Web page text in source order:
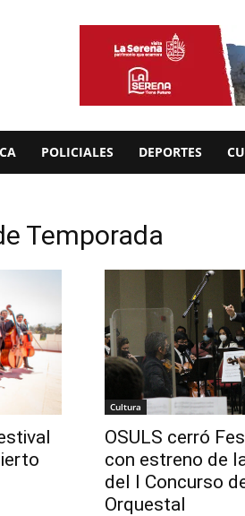
POLICIALES DEPORTES
Temporada
Cultura
OSULS cerró
con estreno de
del I Concurso
Orquestal